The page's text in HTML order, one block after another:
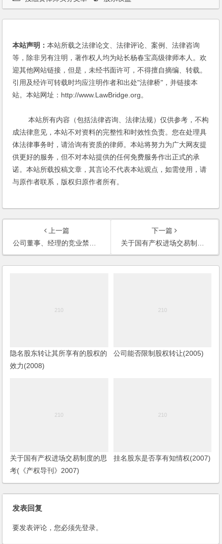
本站声明：本站所载之法律论文、法律评论、案例、法律咨询
等，除非另有注明，著作权人均为站长杨春宝高级律师本人。欢
迎其他网站链接，但是，未经书面许可，不得擅自摘编、转载。
引用及经许可转载时均应注明作者和出处"法律桥"，并链接本
站。本站网址：http://www.LawBridge.org。
本站所有内容（包括法律咨询、法律法规）仅供参考，不构
成法律意见，本站不对资料的完整性和时效性负责。您在处理具
体法律事务时，请洽询有资质的律师。本站将努力为广大网友提
供更好的服务，但不对本站提供的任何免费服务作出正式的承
诺。本站所载投稿文章，其言论不代表本站观点，如需使用，请
与原作者联系，版权归原作者所有。
上一篇
公司董事、经理的竞业禁止义务(2007)
下一篇
关于国有产权进场交易制度的思考(《产权导刊》2007)
隐名股东转让其所享有的股权的
效力(2008)
公司能否限制股权转让(2005)
关于国有产权进场交易制度的思
考(《产权导刊》2007)
挂名股东是否享有知情权(2007)
发表回复
要发表评论，您必须先登录。